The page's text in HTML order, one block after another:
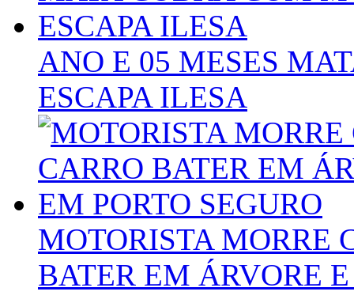
ANO E 05 MESES
ESCAPA ILESA
MOTORISTA MORRE
BATER EM ÁRVORE